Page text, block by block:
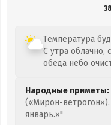
38
Температура
С утра облачно,
обеда небо
Народные приметы:
(«Мирон-
январь.»"